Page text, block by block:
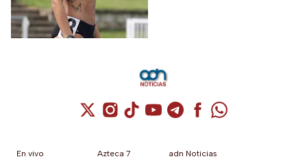
Cuenta de X / Twitter (se abre en una
Cuenta de Instagram (se abre en una
Cuenta de TikTok (se abre en
Cuenta de YouTube (se abre
Cuenta de Telegram (se
Cuenta de
Cuenta de
En vivo
Azteca 7
adn Noticias